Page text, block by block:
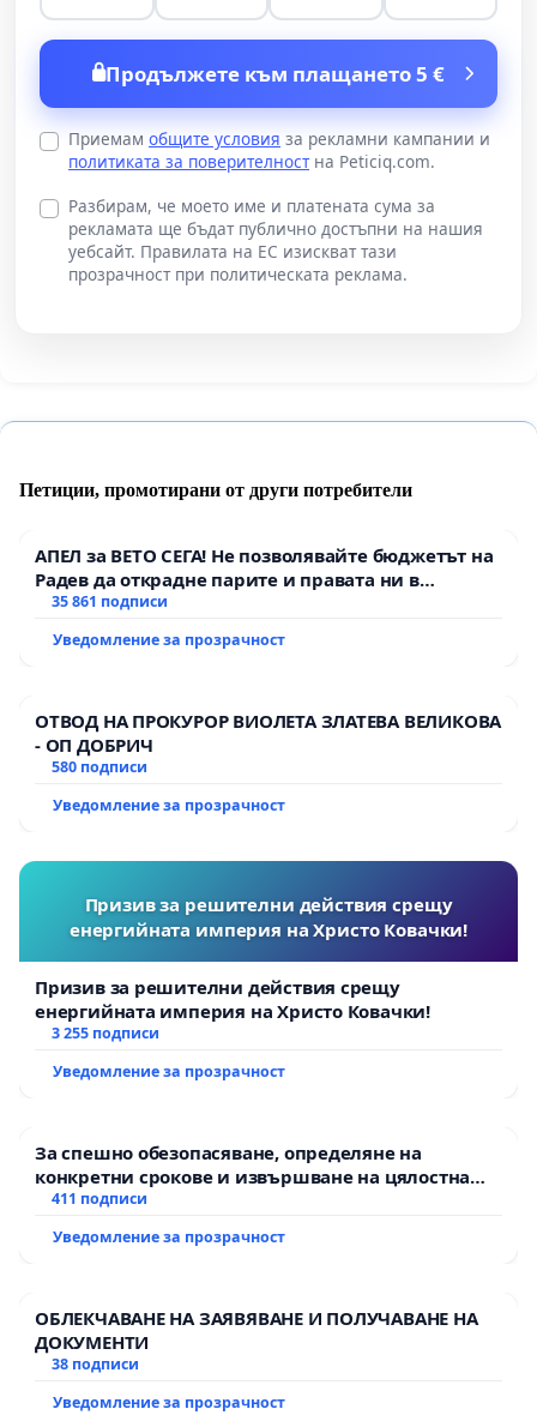
Продължете към плащането 5 €
Приемам общите условия за рекламни кампании и
политиката за поверителностна Peticiq.com.
Разбирам, че моето име и платената сума за
рекламата ще бъдат публично достъпни на нашия
уебсайт. Правилата на ЕС изискват тази
прозрачност при политическата реклама.
Петиции, промотирани от други потребители
АПЕЛ за ВЕТО СЕГА! Не позволявайте бюджетът на
Радев да открадне парите и правата ни в
тъмното
35 861 подписи
Уведомление за прозрачност
ОТВОД НА ПРОКУРОР ВИОЛЕТА ЗЛАТЕВА ВЕЛИКОВА
- ОП ДОБРИЧ
580 подписи
Уведомление за прозрачност
Призив за решителни действия срещу
енергийната империя на Христо Ковачки!
Призив за решителни действия срещу
енергийната империя на Христо Ковачки!
3 255 подписи
Уведомление за прозрачност
За спешно обезопасяване, определяне на
конкретни срокове и извършване на цялостна
рехабилитация на републиканския път между
Мирово - к.к. Момин проход
411 подписи
Уведомление за прозрачност
ОБЛЕКЧАВАНЕ НА ЗАЯВЯВАНЕ И ПОЛУЧАВАНЕ НА
ДОКУМЕНТИ
38 подписи
Уведомление за прозрачност